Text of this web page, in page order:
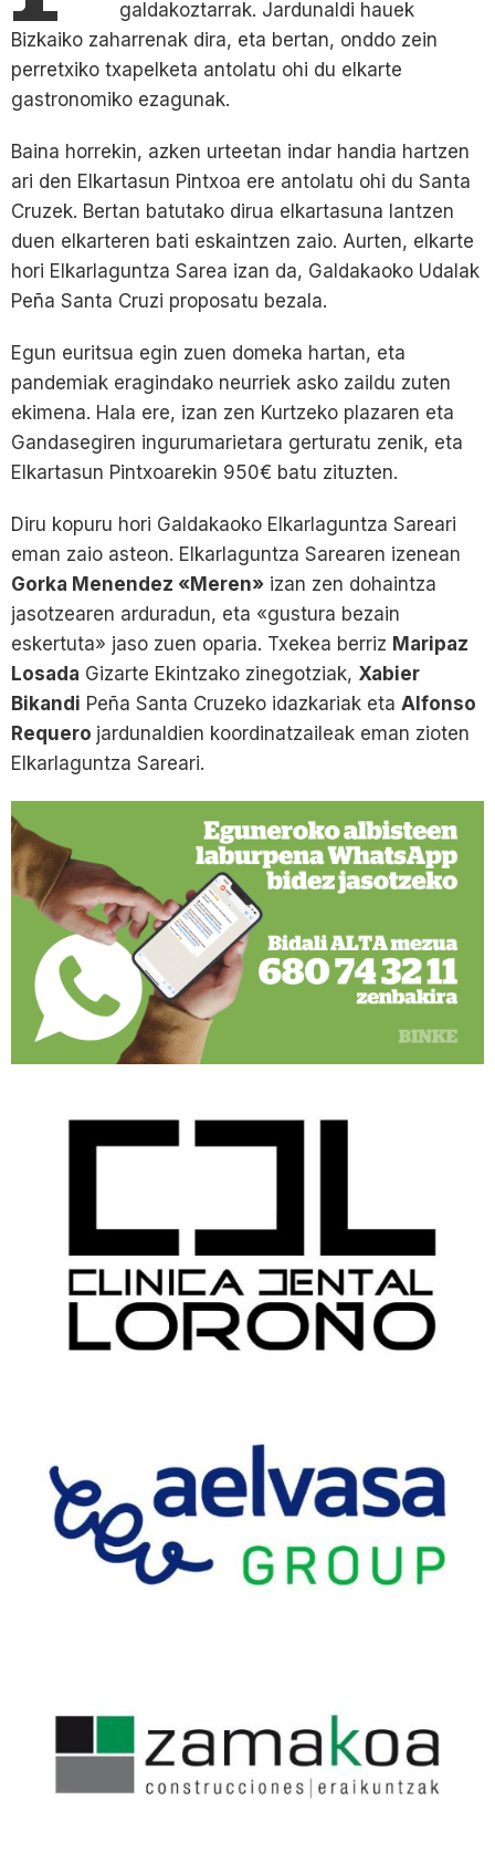
galdakoztarrak. Jardunaldi hauek
Bizkaiko zaharrenak dira, eta bertan, onddo zein
perretxiko txapelketa antolatu ohi du elkarte
gastronomiko ezagunak.
Baina horrekin, azken urteetan indar handia hartzen
ari den Elkartasun Pintxoa ere antolatu ohi du Santa
Cruzek. Bertan batutako dirua elkartasuna lantzen
duen elkarteren bati eskaintzen zaio. Aurten, elkarte
hori Elkarlaguntza Sarea izan da, Galdakaoko Udalak
Peña Santa Cruzi proposatu bezala.
Egun euritsua egin zuen domeka hartan, eta
pandemiak eragindako neurriek asko zaildu zuten
ekimena. Hala ere, izan zen Kurtzeko plazaren eta
Gandasegiren ingurumarietara gerturatu zenik, eta
Elkartasun Pintxoarekin 950€ batu zituzten.
Diru kopuru hori Galdakaoko Elkarlaguntza Sareari
eman zaio asteon. Elkarlaguntza Sarearen izenean
Gorka Menendez «Meren» izan zen dohaintza
jasotzearen arduradun, eta «gustura bezain
eskertuta» jaso zuen oparia. Txekea berriz Maripaz
Losada Gizarte Ekintzako zinegotziak, Xabier
Bikandi Peña Santa Cruzeko idazkariak eta Alfonso
Requero jardunaldien koordinatzaileak eman zioten
Elkarlaguntza Sareari.